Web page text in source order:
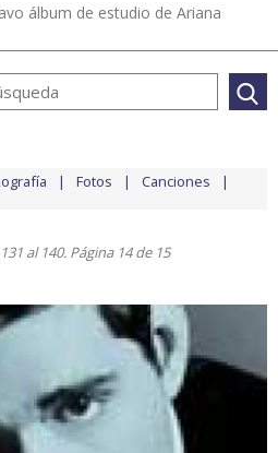
álbum de estudio de Ariana
Fotos Canciones
al 140. Página 14 de 15